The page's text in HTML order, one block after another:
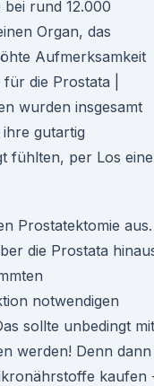
rund 12.000
Organ, das
Aufmerksamkeit
die Prostata |
wurden insgesamt
gutartig
fühlten, per Los
Prostatektomie aus.
die Prostata
notwendigen
sollte unbedingt mit
werden! Denn dann
kaufen